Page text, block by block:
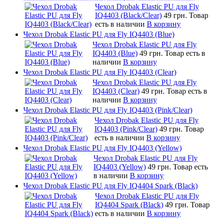
Чехол Drobak Elastic PU для Fly
IQ4403 (Black/Clear) 49 грн. Товар
есть в наличии В корзину
Чехол Drobak Elastic PU для Fly IQ4403 (Blue)
Чехол Drobak Elastic PU для Fly
IQ4403 (Blue) 49 грн. Товар есть в
наличии В корзину
Чехол Drobak Elastic PU для Fly IQ4403 (Clear)
Чехол Drobak Elastic PU для Fly
IQ4403 (Clear) 49 грн. Товар есть в
наличии В корзину
Чехол Drobak Elastic PU для Fly IQ4403 (Pink/Clear)
Чехол Drobak Elastic PU для Fly
IQ4403 (Pink/Clear) 49 грн. Товар
есть в наличии В корзину
Чехол Drobak Elastic PU для Fly IQ4403 (Yellow)
Чехол Drobak Elastic PU для Fly
IQ4403 (Yellow) 49 грн. Товар есть
в наличии В корзину
Чехол Drobak Elastic PU для Fly IQ4404 Spark (Black)
Чехол Drobak Elastic PU для Fly
IQ4404 Spark (Black) 49 грн. Товар
есть в наличии В корзину